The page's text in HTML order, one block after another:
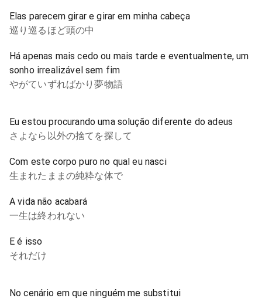
Elas parecem girar e girar em minha cabeça
巡り巡るほど頭の中
Há apenas mais cedo ou mais tarde e eventualmente, um
sonho irrealizável sem fim
やがていずればかり夢物語
Eu estou procurando uma solução diferente do adeus
さよなら以外の捨てを探して
Com este corpo puro no qual eu nasci
生まれたままの純粋な体で
A vida não acabará
一生は終われない
E é isso
それだけ
No cenário em que ninguém me substitui